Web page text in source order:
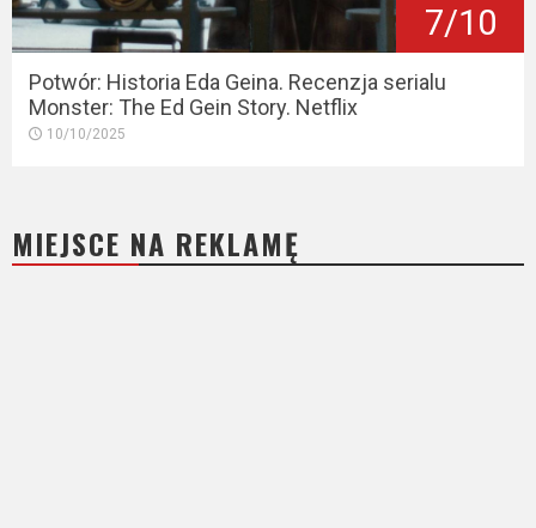
7/10
Potwór: Historia Eda Geina. Recenzja serialu
Monster: The Ed Gein Story. Netflix
10/10/2025
MIEJSCE NA REKLAMĘ